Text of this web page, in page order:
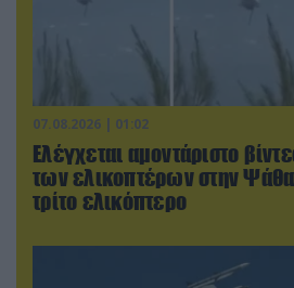
07.08.2026 | 01:02
Ελέγχεται αμοντάριστο
των ελικοπτέρων στην Ψάθα
τρίτο ελικόπτερο